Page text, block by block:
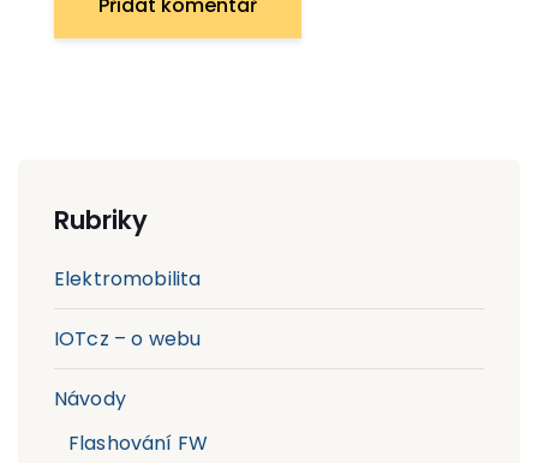
Rubriky
Elektromobilita
IOTcz – o webu
Návody
Flashování FW